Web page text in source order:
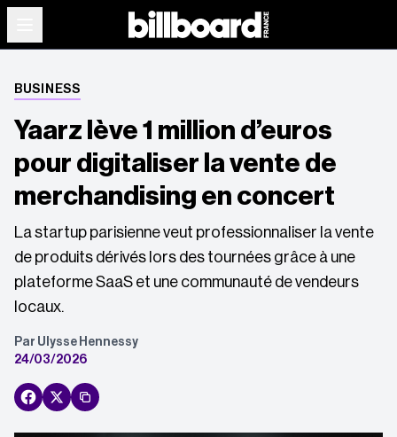
BUSINESS
Yaarz lève 1 million d’euros
pour digitaliser la vente de
merchandising en concert
La startup parisienne veut professionnaliser la vente
de produits dérivés lors des tournées grâce à une
plateforme SaaS et une communauté de vendeurs
locaux.
Par Ulysse Hennessy
24/03/2026